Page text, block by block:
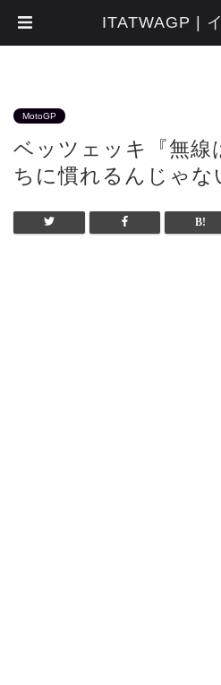
MotoGP
ベッツェッキ『無
ちに慣れるんじゃな
ITATWAGP |